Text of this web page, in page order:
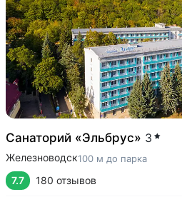
Санаторий «Эльбрус» 3
Железноводск100 м до парка
7.7 180 отзывов